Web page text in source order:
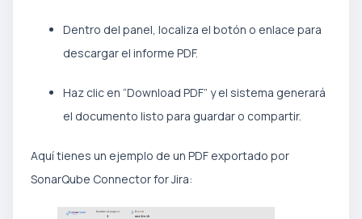
Dentro del panel, localiza el botón o enlace para
descargar el informe PDF.
Haz clic en “Download PDF” y el sistema generará
el documento listo para guardar o compartir.
Aquí tienes un ejemplo de un PDF exportado por
SonarQube Connector for Jira: